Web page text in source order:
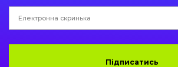
Трансмісія
Рама і кузов
Підписатись